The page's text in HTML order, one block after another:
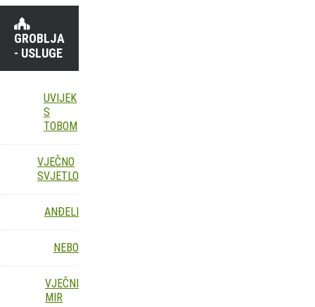
GROBLJA
- USLUGE
UVIJEK
S
TOBOM
VJEČNO
SVJETLO
ANĐELI
NEBO
VJEČNI
MIR